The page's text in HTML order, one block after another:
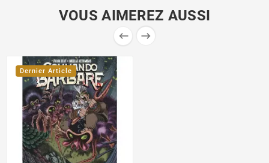
VOUS AIMEREZ AUSSI
 
Dernier Article